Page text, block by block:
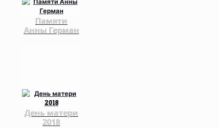
Памяти
Анны Герман
День матери
2018